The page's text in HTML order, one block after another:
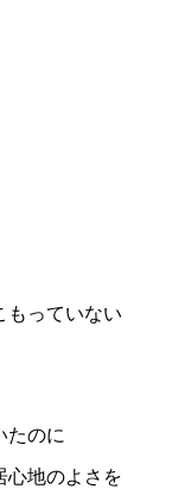
もっていない
たのに
心地のよさを